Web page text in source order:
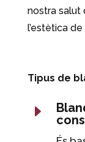
nostra salut
l’estètica
Tipus de
E